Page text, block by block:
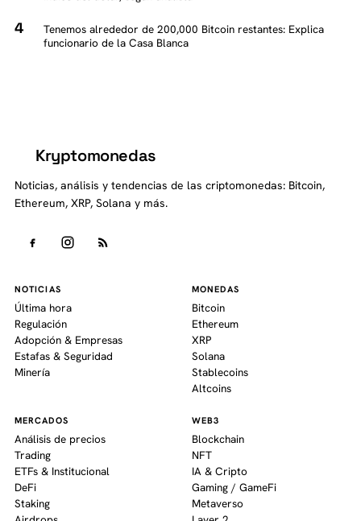
Tenemos alrededor de 200,000 Bitcoin restantes: Explica
funcionario de la Casa Blanca
Kryptomonedas
Noticias, análisis y tendencias de las criptomonedas: Bitcoin,
Ethereum, XRP, Solana y más.
NOTICIAS
Última hora
Regulación
Adopción & Empresas
Estafas & Seguridad
Minería
MONEDAS
Bitcoin
Ethereum
XRP
Solana
Stablecoins
Altcoins
MERCADOS
Análisis de precios
Trading
ETFs & Institucional
DeFi
Staking
WEB3
Blockchain
NFT
IA & Cripto
Gaming / GameFi
Metaverso